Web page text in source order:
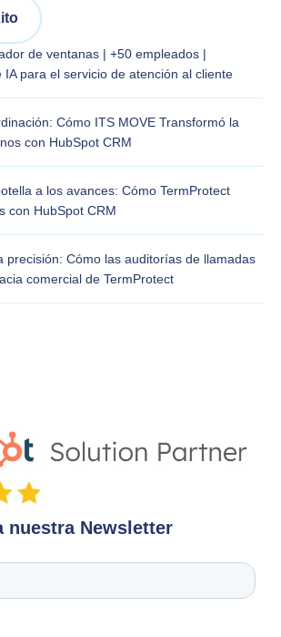
de ventanas | +50 empleados |
IA para el servicio de atención al cliente
Cómo ITS MOVE Transformó la
con HubSpot CRM
a los avances: Cómo TermProtect
con HubSpot CRM
precisión: Cómo las auditorías de llamadas
comercial de TermProtect
nuestra Newsletter